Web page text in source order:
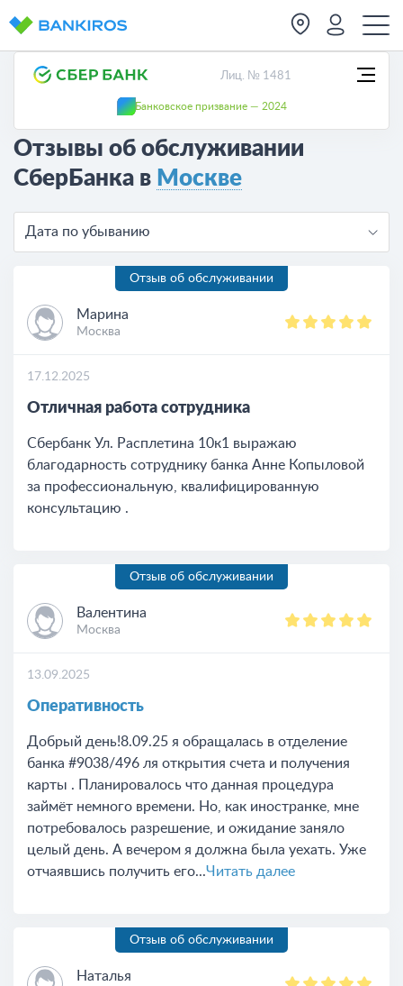
Лиц. № 1481
Банковское призвание — 2024
Отзывы об обслуживании
СберБанка в Москве
Дата по убыванию
Отзыв об обслуживании
Марина
Москва
17.12.2025
Отличная работа сотрудника
Сбербанк Ул. Расплетина 10к1 выражаю
благодарность сотруднику банка Анне Копыловой
за профессиональную, квалифицированную
консультацию .
Отзыв об обслуживании
Валентина
Москва
13.09.2025
Оперативность
Добрый день!8.09.25 я обращалась в отделение
банка #9038/496 ля открытия счета и получения
карты . Планировалось что данная процедура
займёт немного времени. Но, как иностранке, мне
потребовалось разрешение, и ожидание заняло
целый день. А вечером я должна была уехать. Уже
отчаявшись получить его...Читать далее
Отзыв об обслуживании
Наталья